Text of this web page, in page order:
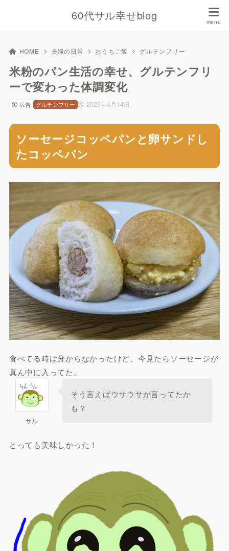
60代サル幸せblog
HOME 夫婦の日常 おうちご飯 グルテンフリー
米粉のパン生活の幸せ、グルテンフリ
ーで変わった体調変化
広告 2025年4月14日
グルテンフリー
ソーセージコッペパンと卵サンドし
たコッペパン
食べてる時は分からなかったけど、今見たらソーセージが
真ん中に入ってた。
サル
そう言えばウサウサが言ってたか
も？
とっても美味しかった！